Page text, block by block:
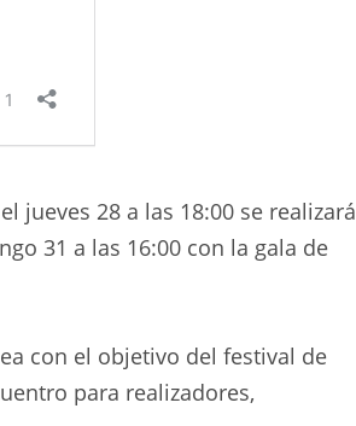
jueves 28 a las 18:00 se realizará
31 a las 16:00 con la gala de
con el objetivo del festival de
para realizadores,